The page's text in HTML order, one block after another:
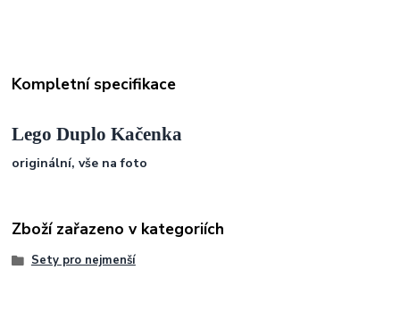
Kompletní specifikace
Lego Duplo Kačenka
originální, vše na foto
Zboží zařazeno v kategoriích
Sety pro nejmenší